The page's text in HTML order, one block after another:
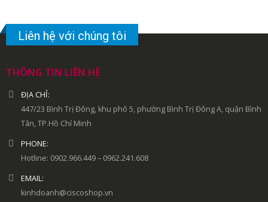
Liên hệ với chúng tôi
THÔNG TIN LIÊN HỆ
ĐỊA CHỈ:
447/23 Bình Trị Đông, khu phố 5, phường Bình Trị Đông A, quận Bình
Tân, TP.Hồ Chí Minh
PHONE:
Hotline: 0902.966.449 – 0962.241.608
EMAIL:
kinhdoanh@ciscoshop.vn